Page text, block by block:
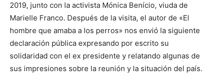
2019, junto con la activista Mónica Benício, viuda de
Marielle Franco. Después de la visita, el autor de «El
hombre que amaba a los perros» nos envió la siguiente
declaración pública expresando por escrito su
solidaridad con el ex presidente y relatando algunas de
sus impresiones sobre la reunión y la situación del país.